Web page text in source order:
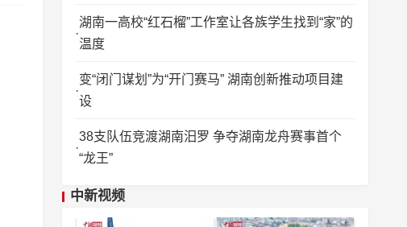
湖南一高校“红石榴”工作室让各族学生找到“家”的
温度
变“闭门谋划”为“开门赛马” 湖南创新推动项目建
设
38支队伍竞渡湖南汨罗 争夺湖南龙舟赛事首个
“龙王”
中新视频